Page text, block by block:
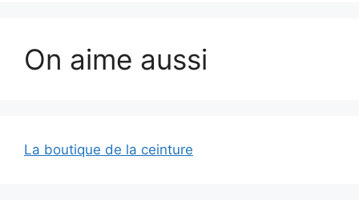
On aime aussi
La boutique de la ceinture